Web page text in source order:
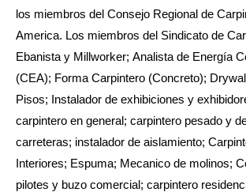
los miembros del Consejo Regional de
America. Los miembros del Sindicato de
Ebanista y Millworker; Analista de Energía
(CEA); Forma Carpintero (Concreto);
Pisos; Instalador de exhibiciones y
carpintero en general; carpintero pesado y
carreteras; instalador de aislamiento;
Interiores; Espuma; Mecanico de molinos;
pilotes y buzo comercial; carpintero